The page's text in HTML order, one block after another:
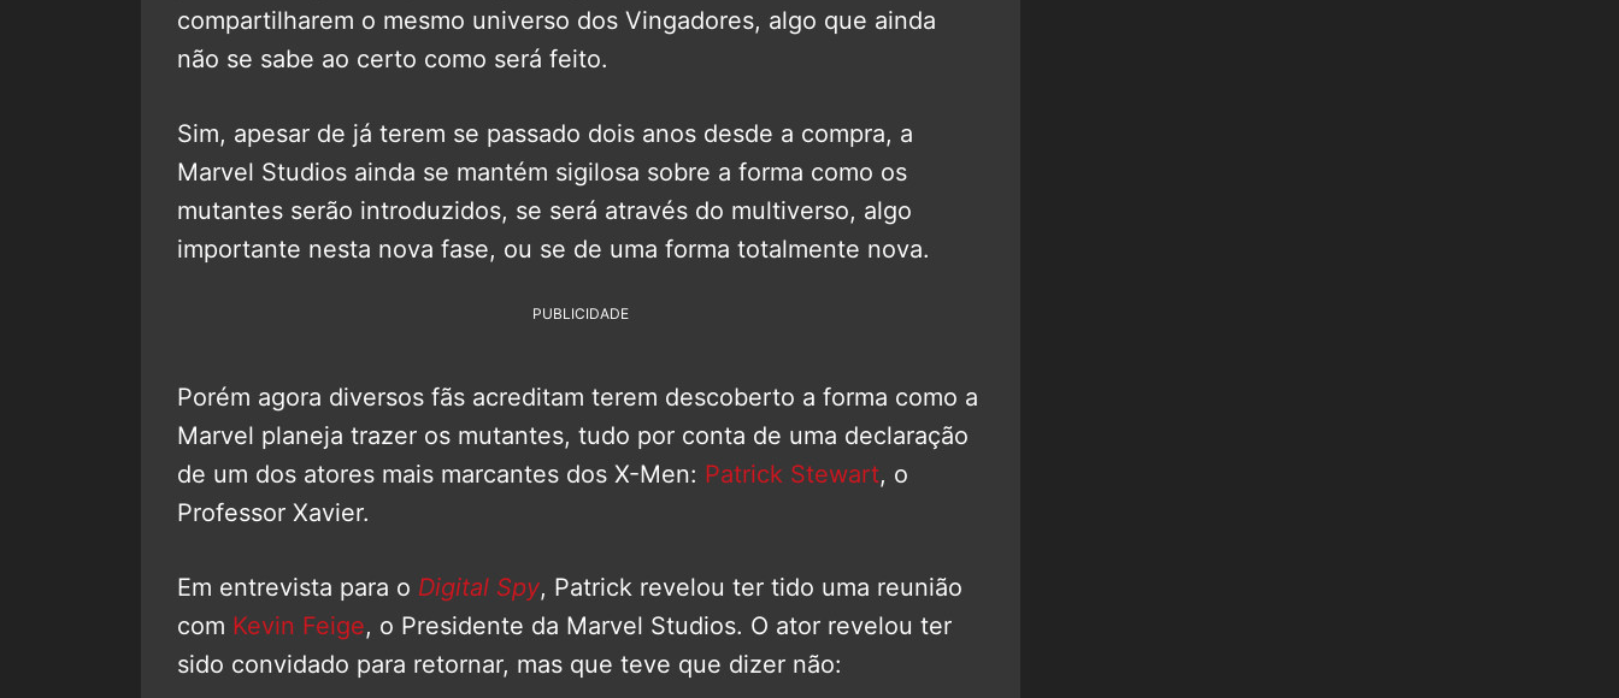
compartilharem o mesmo universo dos Vingadores, algo que ainda
não se sabe ao certo como será feito.
Sim, apesar de já terem se passado dois anos desde a compra, a
Marvel Studios ainda se mantém sigilosa sobre a forma como os
mutantes serão introduzidos, se será através do multiverso, algo
importante nesta nova fase, ou se de uma forma totalmente nova.
PUBLICIDADE
Porém agora diversos fãs acreditam terem descoberto a forma como a
Marvel planeja trazer os mutantes, tudo por conta de uma declaração
de um dos atores mais marcantes dos X-Men: Patrick Stewart, o
Professor Xavier.
Em entrevista para o Digital Spy, Patrick revelou ter tido uma reunião
com Kevin Feige, o Presidente da Marvel Studios. O ator revelou ter
sido convidado para retornar, mas que teve que dizer não: